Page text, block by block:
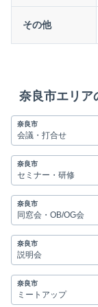
その他
奈良市エリア
奈良市
会議・打合せ
奈良市
セミナー・研修
奈良市
同窓会・OB/OG会
奈良市
説明会
奈良市
ミートアップ